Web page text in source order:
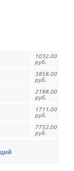
1032.00
руб.
3858.00
руб.
2198.00
руб.
1711.00
руб.
7752.00
руб.